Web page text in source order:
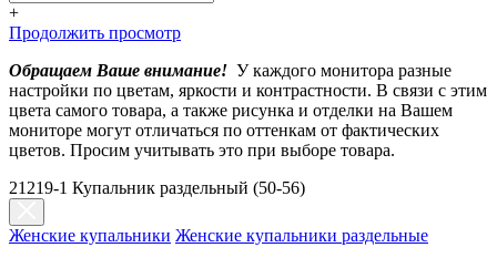
+
Продолжить просмотр
Обращаем Ваше внимание! У каждого монитора разные
настройки по цветам, яркости и контрастности. В связи с этим
цвета самого товара, а также рисунка и отделки на Вашем
мониторе могут отличаться по оттенкам от фактических
цветов. Просим учитывать это при выборе товара.
21219-1 Купальник раздельный (50-56)
Женские купальники Женские купальники раздельные